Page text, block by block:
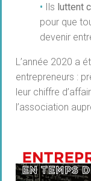
• Ils luttent
pour que
devenir
L’année 2020 a
entrepreneurs :
leur chiffre
l’association